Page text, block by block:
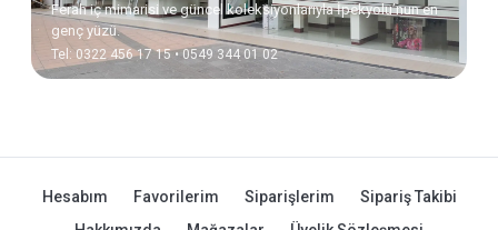
Ferah iç mimarisi ve güncel koleksiyonlarıyla İpekyolu’nun en
genç yüzü.
Tel: 0322 456 17 15 • 0549 344 01 02
Hesabım Favorilerim Siparişlerim
Sipariş Takibi